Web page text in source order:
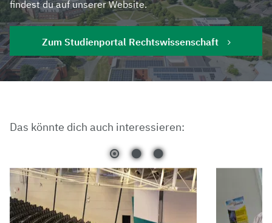
findest du auf unserer Website.
Zum Studienportal Rechtswissenschaft
Das könnte dich auch interessieren: